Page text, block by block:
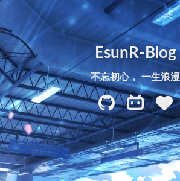
EsunR-Blog
不忘初心， 一生浪漫